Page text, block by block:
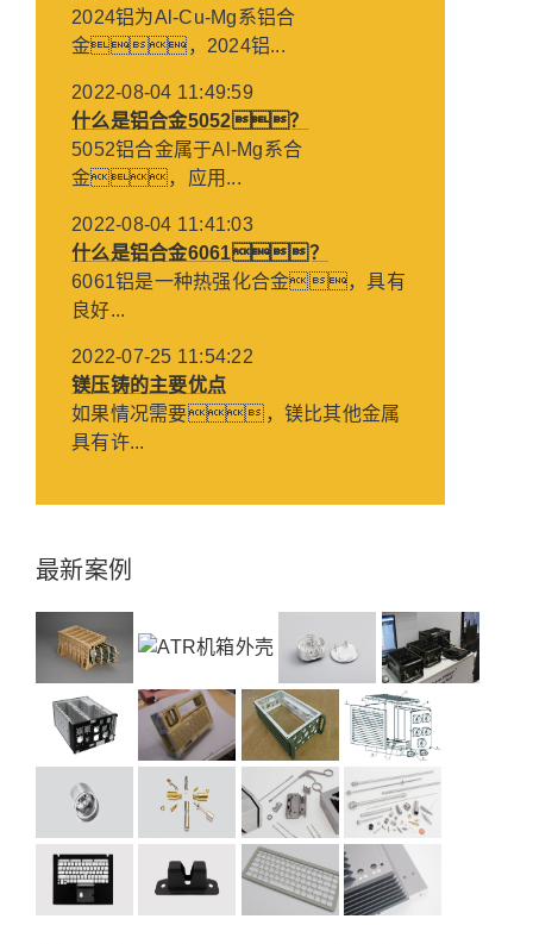
2024铝为Al-Cu-Mg系铝合
金，2024铝...
2022-08-04 11:49:59
什么是铝合金5052？
5052铝合金属于Al-Mg系合
金，应用...
2022-08-04 11:41:03
什么是铝合金6061？
6061铝是一种热强化合金，具有
良好...
2022-07-25 11:54:22
镁压铸的主要优点
如果情况需要，镁比其他金属
具有许...
最新案例